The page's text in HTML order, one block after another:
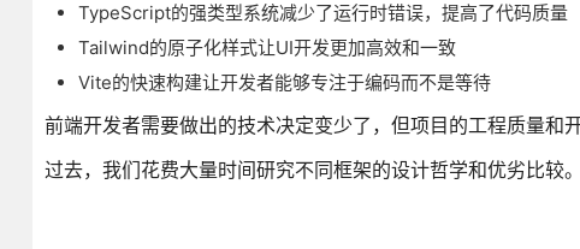
TypeScript的强类型系统减少了运行时错误，提高了代码质量
Tailwind的原子化样式让UI开发更加高效和一致
Vite的快速构建让开发者能够专注于编码而不是等待
前端开发者需要做出的技术决定变少了，但项目的工程质量和
过去，我们花费大量时间研究不同框架的设计哲学和优劣比较